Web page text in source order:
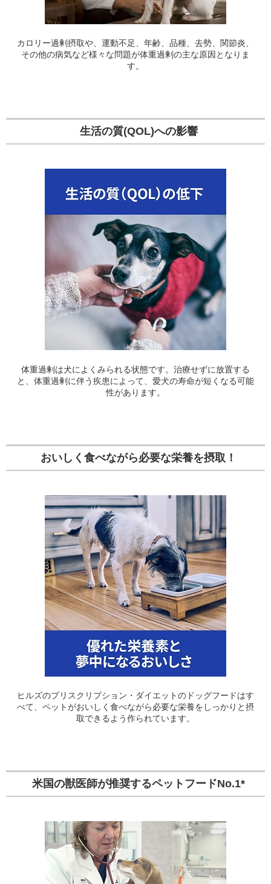
カロリー過剰摂取や、運動不足、年齢、品種、去勢、関節炎、
その他の病気など様々な問題が体重過剰の主な原因となりま
す。
生活の質(QOL)への影響
体重過剰は犬によくみられる状態です。治療せずに放置する
と、体重過剰に伴う疾患によって、愛犬の寿命が短くなる可能
性があります。
おいしく食べながら必要な栄養を摂取！
ヒルズのプリスクリプション・ダイエットのドッグフードはす
べて、ペットがおいしく食べながら必要な栄養をしっかりと摂
取できるよう作られています。
米国の獣医師が推奨するペットフードNo.1*